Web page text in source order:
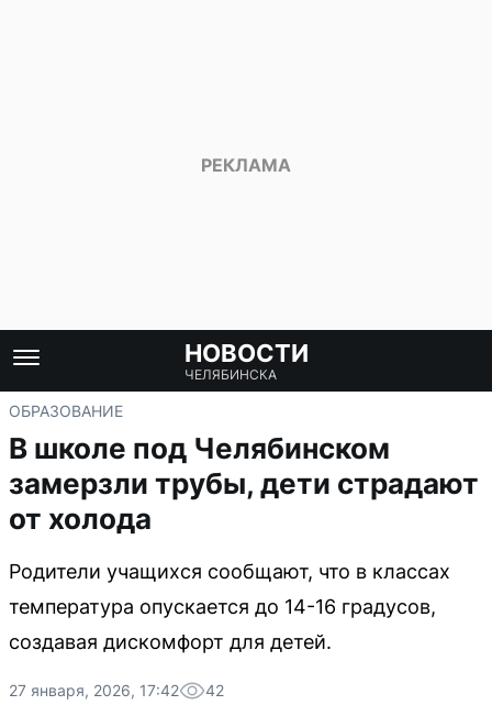
НОВОСТИ
ЧЕЛЯБИНСКА
ОБРАЗОВАНИЕ
В школе под Челябинском
замерзли трубы, дети страдают
от холода
Родители учащихся сообщают, что в классах
температура опускается до 14-16 градусов,
создавая дискомфорт для детей.
27 января, 2026, 17:42 42